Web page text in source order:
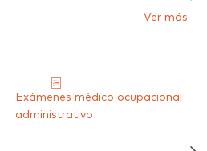
Ver más
Exámenes médico ocupacional
administrativo